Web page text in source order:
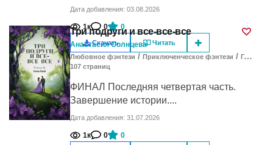
Дата добавления: 03.08.2026
1к 0 0
Скачать Читать
Три подруги и все-все-все
Анастасия Солнцева
Любовное фэнтези / Приключенческое фэнтези / Городское фэнтези
107 cтраниц
ФИНАЛ Последняя четвертая часть.
Завершение истории....
Дата добавления: 31.07.2026
1к 0 0